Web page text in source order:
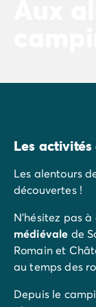
Les
Les alentours
découvertes !
N'hésitez pas
médiévale de
Romain et
au temps des
Depuis le